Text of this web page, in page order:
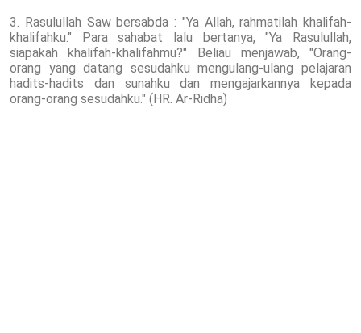
3. Rasulullah Saw bersabda : "Ya Allah, rahmatilah khalifah-
khalifahku." Para sahabat lalu bertanya, "Ya Rasulullah,
siapakah khalifah-khalifahmu?" Beliau menjawab, "Orang-
orang yang datang sesudahku mengulang-ulang pelajaran
hadits-hadits dan sunahku dan mengajarkannya kepada
orang-orang sesudahku." (HR. Ar-Ridha)